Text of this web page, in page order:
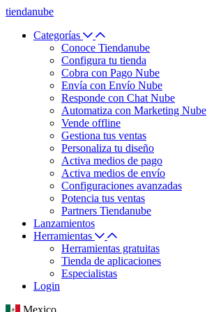
tiendanube
Categorías
Conoce Tiendanube
Configura tu tienda
Cobra con Pago Nube
Envía con Envío Nube
Responde con Chat Nube
Automatiza con Marketing Nube
Vende offline
Gestiona tus ventas
Personaliza tu diseño
Activa medios de pago
Activa medios de envío
Configuraciones avanzadas
Potencia tus ventas
Partners Tiendanube
Lanzamientos
Herramientas
Herramientas gratuitas
Tienda de aplicaciones
Especialistas
Login
Mexico